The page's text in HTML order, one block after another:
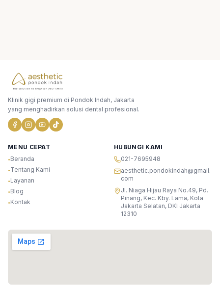
Klinik gigi premium di Pondok Indah, Jakarta
yang menghadirkan solusi dental profesional.
MENU CEPAT
•Beranda
•Tentang Kami
•Layanan
•Blog
•Kontak
HUBUNGI KAMI
021-7695948
aesthetic.pondokindah@gmail.
com
Jl. Niaga Hijau Raya No.49, Pd.
Pinang, Kec. Kby. Lama, Kota
Jakarta Selatan, DKI Jakarta
12310